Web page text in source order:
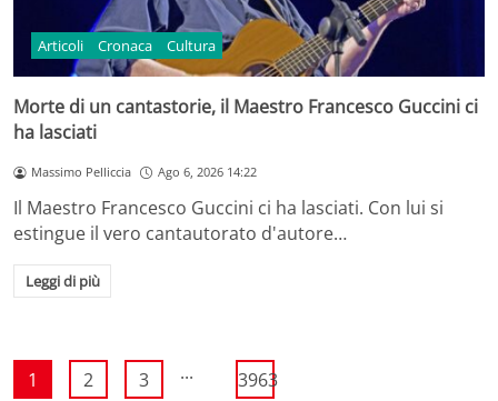
Articoli Cronaca Cultura
Morte di un cantastorie, il Maestro Francesco Guccini ci
ha lasciati
Massimo Pelliccia Ago 6, 2026 14:22
Il Maestro Francesco Guccini ci ha lasciati. Con lui si
estingue il vero cantautorato d'autore…
Leggi di più
1 2 3 ... 3963